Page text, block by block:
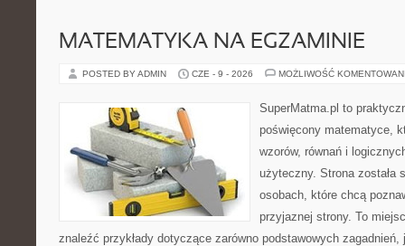
MATEMATYKA NA EGZAMINIE
POSTED BY ADMIN CZE - 9 - 2026 MOŻLIWOŚĆ
SuperMatma.pl to
poświęcony matematyce,
wzorów, równań i
użyteczny. Strona została
osobach, które chcą
przyjaznej strony. To
znaleźć przykłady dotyczące zarówno podstawowych zagadnień,